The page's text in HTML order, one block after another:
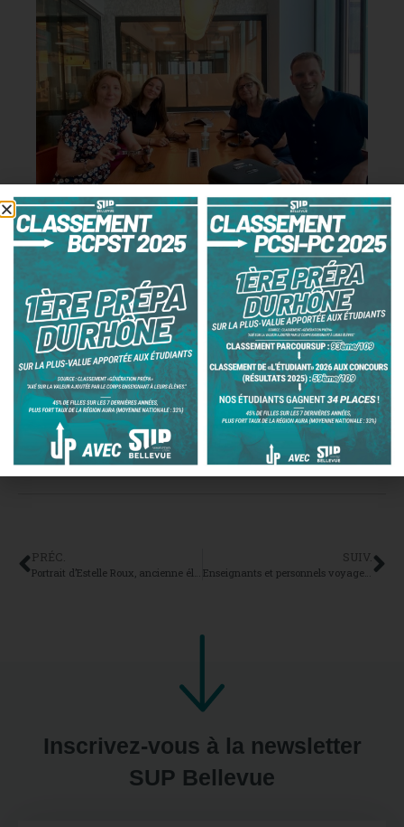
SUP Bellevue - Inès en Espagne
BTS CI
BTS SAM
PRÉC.
Portrait d’Estelle Roux, ancienne élève en BTS Commerce international
SUIV.
Enseignants et personnels voyagent aussi avec ERASMUS+
Inscrivez-vous à la newsletter
SUP Bellevue